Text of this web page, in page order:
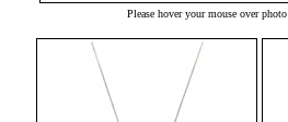
Please hover your mouse over